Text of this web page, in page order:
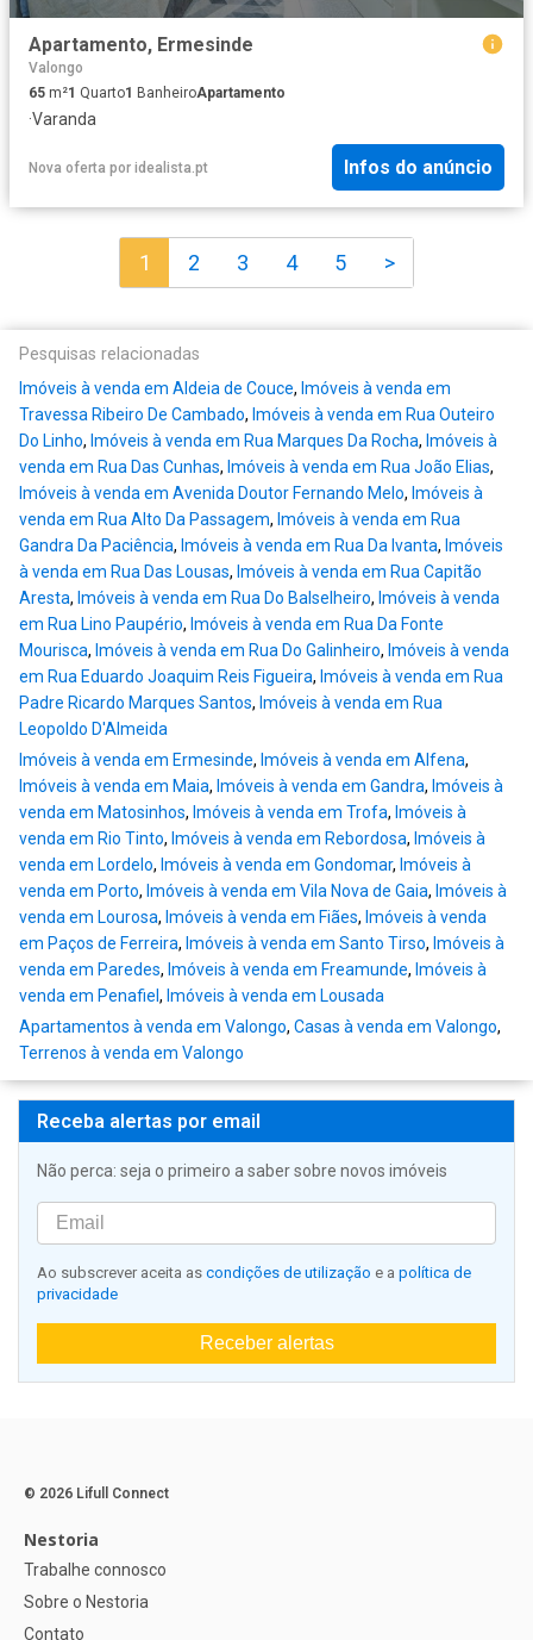
Apartamento, Ermesinde
Valongo
65 m²1 Quarto1 BanheiroApartamento
·Varanda
Nova oferta por idealista.pt Infos do anúncio
1 2 3 4 5 >
Pesquisas relacionadas
Imóveis à venda em Aldeia de Couce, Imóveis à venda em
Travessa Ribeiro De Cambado, Imóveis à venda em Rua Outeiro
Do Linho, Imóveis à venda em Rua Marques Da Rocha, Imóveis à
venda em Rua Das Cunhas, Imóveis à venda em Rua João Elias,
Imóveis à venda em Avenida Doutor Fernando Melo, Imóveis à
venda em Rua Alto Da Passagem, Imóveis à venda em Rua
Gandra Da Paciência, Imóveis à venda em Rua Da Ivanta, Imóveis
à venda em Rua Das Lousas, Imóveis à venda em Rua Capitão
Aresta, Imóveis à venda em Rua Do Balselheiro, Imóveis à venda
em Rua Lino Paupério, Imóveis à venda em Rua Da Fonte
Mourisca, Imóveis à venda em Rua Do Galinheiro, Imóveis à venda
em Rua Eduardo Joaquim Reis Figueira, Imóveis à venda em Rua
Padre Ricardo Marques Santos, Imóveis à venda em Rua
Leopoldo D'Almeida
Imóveis à venda em Ermesinde, Imóveis à venda em Alfena,
Imóveis à venda em Maia, Imóveis à venda em Gandra, Imóveis à
venda em Matosinhos, Imóveis à venda em Trofa, Imóveis à
venda em Rio Tinto, Imóveis à venda em Rebordosa, Imóveis à
venda em Lordelo, Imóveis à venda em Gondomar, Imóveis à
venda em Porto, Imóveis à venda em Vila Nova de Gaia, Imóveis à
venda em Lourosa, Imóveis à venda em Fiães, Imóveis à venda
em Paços de Ferreira, Imóveis à venda em Santo Tirso, Imóveis à
venda em Paredes, Imóveis à venda em Freamunde, Imóveis à
venda em Penafiel , Imóveis à venda em Lousada
Apartamentos à venda em Valongo, Casas à venda em Valongo,
Terrenos à venda em Valongo
Receba alertas por email
Não perca: seja o primeiro a saber sobre novos imóveis
Ao subscrever aceita as condições de utilização e a política de
privacidade
Receber alertas
© 2026 Lifull Connect
Nestoria
Trabalhe connosco
Sobre o Nestoria
Contato